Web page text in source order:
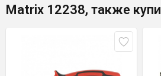
Matrix 12238, также